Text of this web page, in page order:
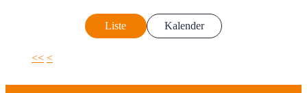
Liste Kalender
<< <